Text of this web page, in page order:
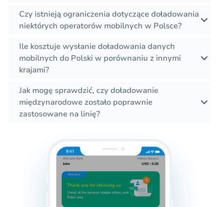
Czy istnieją ograniczenia dotyczące doładowania
niektórych operatorów mobilnych w Polsce?
Ile kosztuje wysłanie doładowania danych
mobilnych do Polski w porównaniu z innymi
krajami?
Jak mogę sprawdzić, czy doładowanie
międzynarodowe zostało poprawnie
zastosowane na linię?